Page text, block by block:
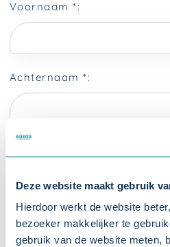
Deze website maakt gebruik
Hierdoor werkt de website
bezoeker makkelijker te
gebruik van de website meten,